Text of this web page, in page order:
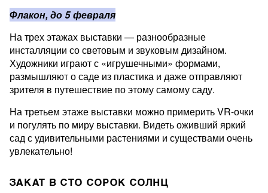
Флакон, до 5 февраля
На трех этажах выставки — разнообразные
инсталляции со световым и звуковым дизайном.
Художники играют с «игрушечными» формами,
размышляют о саде из пластика и даже отправляют
зрителя в путешествие по этому самому саду.
На третьем этаже выставки можно примерить VR-очки
и погулять по миру выставки. Видеть оживший яркий
сад с удивительными растениями и существами очень
увлекательно!
ЗАКАТ В СТО СОРОК СОЛНЦ